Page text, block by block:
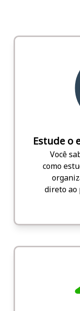
Estude o
Você
como
direto ao